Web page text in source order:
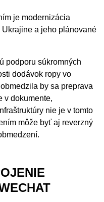
je modernizácia
a jeho plánované
podporu súkromných
dodávok ropy vo
by sa preprava
v dokumente,
nie je v tomto
môže byť aj reverzný